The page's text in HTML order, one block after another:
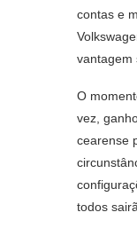
contas e
vantagem
O
vez,
cearense
todos